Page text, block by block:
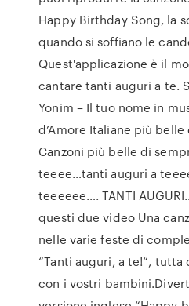
Happy Birthday Song, la
quando si soffiano le
Quest'applicazione è il
cantare tanti auguri a te.
Yonim – Il tuo nome in
d’Amore Italiane più
Canzoni più belle di
teeee…tanti auguri a
teeeeee…. TANTI
questi due video Una
nelle varie feste di
“Tanti auguri, a te!“, tutta
con i vostri